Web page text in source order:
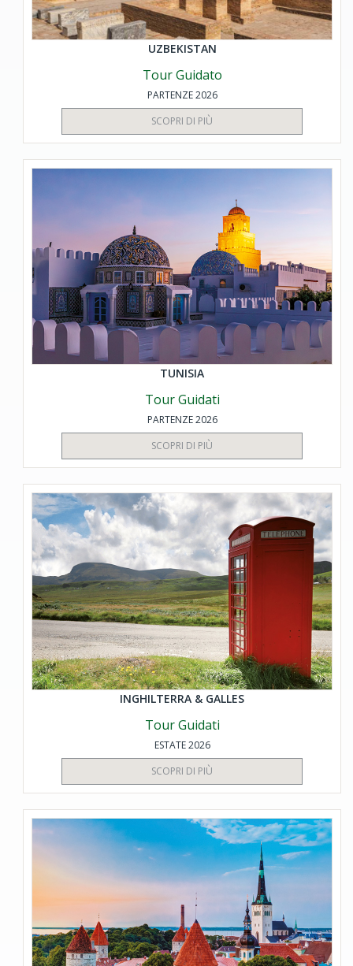
UZBEKISTAN
Tour Guidato
PARTENZE 2026
SCOPRI DI PIÙ
TUNISIA
Tour Guidati
PARTENZE 2026
SCOPRI DI PIÙ
INGHILTERRA & GALLES
Tour Guidati
ESTATE 2026
SCOPRI DI PIÙ